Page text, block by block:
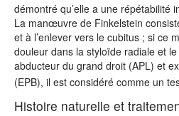
démontré qu’elle a une répétabilité
La manœuvre de Finkelstein
et à l’enlever vers le cubitus ; si ce
douleur dans la styloïde radiale et
abducteur du grand droit (APL) et
(EPB), il est considéré comme un
Histoire naturelle et